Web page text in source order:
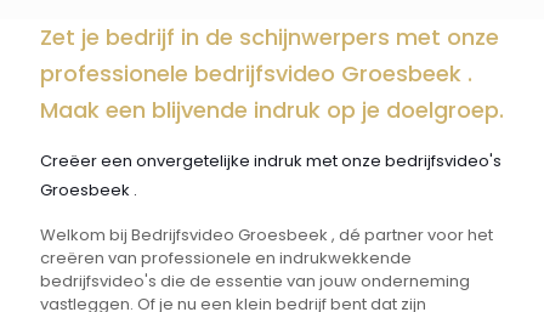
Zet je bedrijf in de schijnwerpers met onze
professionele bedrijfsvideo Groesbeek .
Maak een blijvende indruk op je doelgroep.
Creëer een onvergetelijke indruk met onze bedrijfsvideo's
Groesbeek .
Welkom bij Bedrijfsvideo Groesbeek , dé partner voor het
creëren van professionele en indrukwekkende
bedrijfsvideo's die de essentie van jouw onderneming
vastleggen. Of je nu een klein bedrijf bent dat zijn